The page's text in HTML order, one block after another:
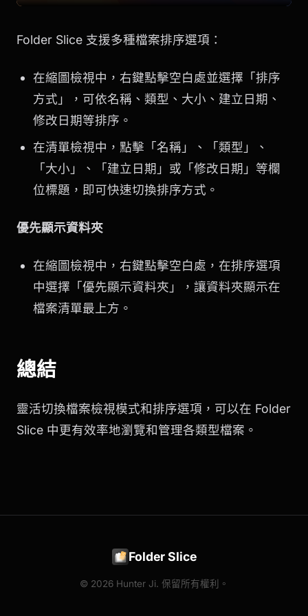
Folder Slice 支援多種檔案排序選項：
在縮圖檢視中，右鍵點擊空白處並選擇「排序
方式」，可依名稱、類型、大小、建立日期、
修改日期等排序。
在清單檢視中，點擊「名稱」、「類型」、
「大小」、「建立日期」或「修改日期」等欄
位標題，即可快速切換排序方式。
優先顯示資料夾
在縮圖檢視中，右鍵點擊空白處，在排序選項
中選擇「優先顯示資料夾」，讓資料夾顯示在
檔案清單最上方。
總結
靈活切換檔案檢視模式和排序選項，可以在 Folder
Slice 中更有效率地瀏覽和管理各類型檔案。
Folder Slice
© 2026 Hunter Ji. 保留所有權利。